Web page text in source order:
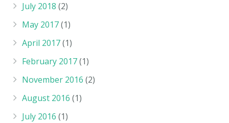
July 2018 (2)
May 2017(1)
April 2017(1)
February 2017(1)
November 2016 (2)
August 2016 (1)
July 2016 (1)